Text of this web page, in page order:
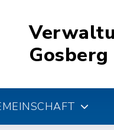
Gosberg